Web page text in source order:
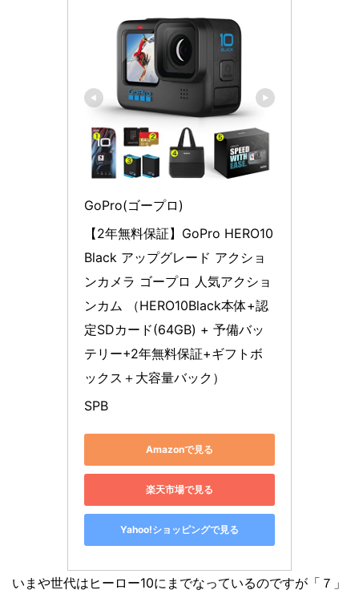
GoPro(ゴープロ)
【2年無料保証】GoPro HERO10
Black アップグレード アクショ
ンカメラ ゴープロ 人気アクショ
ンカム （HERO10Black本体+認
定SDカード(64GB) + 予備バッ
テリー+2年無料保証+ギフトボ
ックス＋大容量バック）
SPB
Amazonで見る
楽天市場で見る
Yahoo!ショッピングで見る
いまや世代はヒーロー10にまでなっているのですが「７」